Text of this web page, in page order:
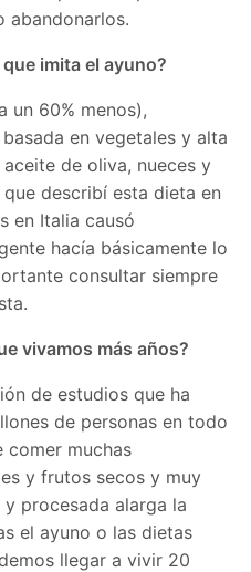
abandonarlos.
imita el ayuno?
un 60% menos),
en vegetales y alta
de oliva, nueces y
describí esta dieta en
en Italia causó
hacía básicamente lo
consultar siempre
vivamos más años?
de estudios que ha
de personas en todo
comer muchas
y frutos secos y muy
procesada alarga la
el ayuno o las dietas
llegar a vivir 20